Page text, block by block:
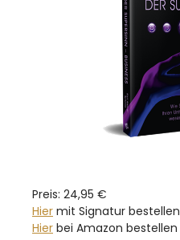
Preis: 24,95 €
Hier mit Signatur bestellen
Hier bei Amazon bestellen